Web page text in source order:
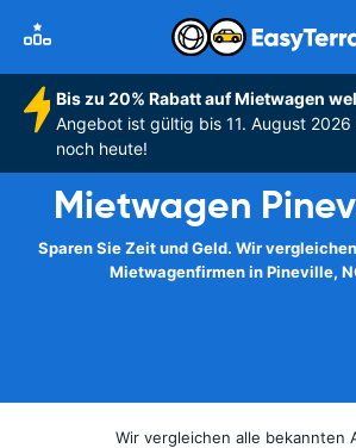
Bis zu 20% Rabatt auf Mietwagen
Angebot ist gültig bis 11. August
noch heute!
Mietwagen
Sparen Sie Zeit und Geld. Wir
Mietwagenfirmen in Pineville,
Wir vergleichen alle bekannten